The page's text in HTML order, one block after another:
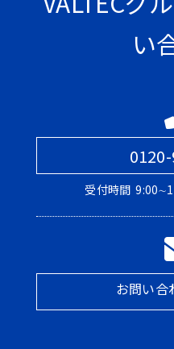
い
受付時間
お問い合